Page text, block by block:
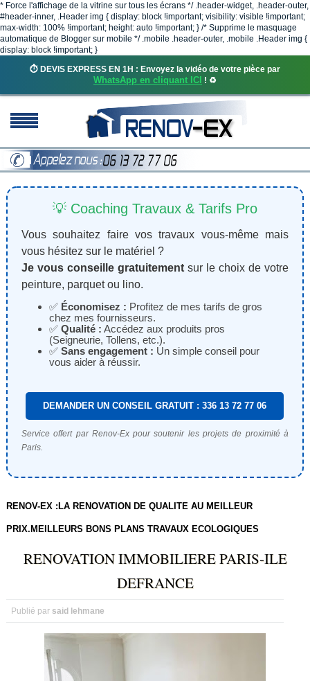
* Force l'affichage de la vitrine sur tous les écrans */ .header-widget, .header-outer,
#header-inner, .Header img { display: block !important; visibility: visible !important;
max-width: 100% !important; height: auto !important; } /* Supprime le masquage
automatique de Blogger sur mobile */ .mobile .header-outer, .mobile .Header img {
display: block !important; }
⏱️ DEVIS EXPRESS EN 1H : Envoyez la vidéo de votre pièce par
WhatsApp en cliquant ICI ! ♻️
💡 Coaching Travaux & Tarifs Pro
Vous souhaitez faire vos travaux vous-même mais
vous hésitez sur le matériel ?
Je vous conseille gratuitementsur le choix de votre
peinture, parquet ou lino.
✅ Économisez : Profitez de mes tarifs de gros
chez mes fournisseurs.
✅ Qualité : Accédez aux produits pros
(Seigneurie, Tollens, etc.).
✅ Sans engagement : Un simple conseil pour
vous aider à réussir.
DEMANDER UN CONSEIL GRATUIT : 336 13 72 77 06
Service offert par Renov-Ex pour soutenir les projets de proximité à
Paris.
RENOV-EX :LA RENOVATION DE QUALITE AU MEILLEUR
PRIX.MEILLEURS BONS PLANS TRAVAUX ECOLOGIQUES
RENOVATION IMMOBILIERE PARIS-ILE
DEFRANCE
Publié par said lehmane